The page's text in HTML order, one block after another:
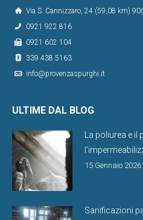
Via S. Cannizzaro, 24 (59,08 km)
0921 922 816
0921 602 104
339 438 5163
info@provenzaspurghi.it
ULTIME DAL BLOG
La poliurea e
15 Gennaio 2026
Sanificazioni